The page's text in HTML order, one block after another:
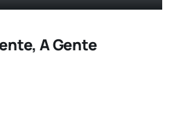
A Gente